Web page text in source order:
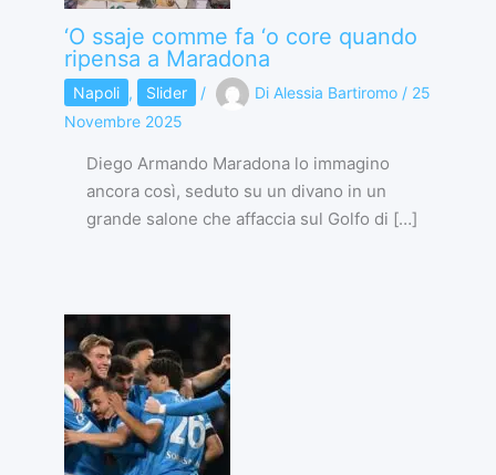
‘O ssaje comme fa ‘o core quando
ripensa a Maradona
Napoli , Slider / Di Alessia Bartiromo / 25
Novembre 2025
Diego Armando Maradona lo immagino
ancora così, seduto su un divano in un
grande salone che affaccia sul Golfo di […]